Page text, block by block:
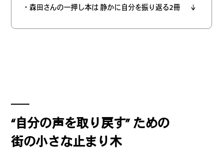
#雨の日・雪の日の正解
#夢中になれる、仕事のは
・森田さんの一押し本は 静かに自分を振り返る2冊
“自分の声を取り戻す” ための
街の小さな止まり木